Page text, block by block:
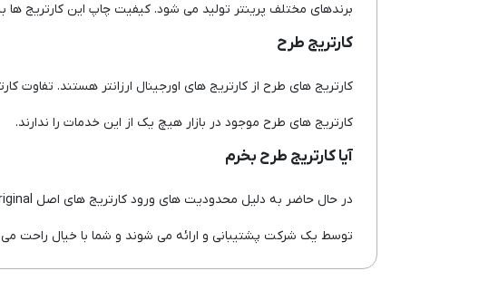
برندهای مختلف پرینتر تولید می شود. کیفیت چاپ این کارتریج ها
کارتریج طرح
کارتریج های طرح از کارتریج های اورجینال ارزانتر هستند. تفاوت
کارتریج های طرح موجود در بازار هیچ یک از این خدمات را ندارند.
آیا کارتریج طرح بخرم
توسط یک شرکت پشتیبانی و ارائه می شوند و شما با خیال راحت می